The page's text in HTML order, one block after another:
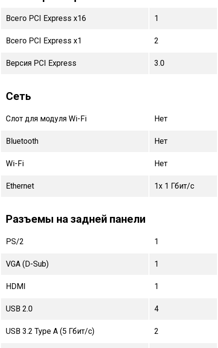
Всего PCI Express x16 1
Всего PCI Express x1 2
Версия PCI Express 3.0
Сеть
Слот для модуля Wi-Fi Нет
Bluetooth Нет
Wi-Fi Нет
Ethernet 1x 1 Гбит/с
Разъемы на задней панели
PS/2 1
VGA (D-Sub) 1
HDMI 1
USB 2.0 4
USB 3.2 Type A (5 Гбит/с) 2